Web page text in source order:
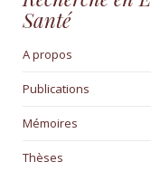
Santé
A propos
Publications
Mémoires
Thèses